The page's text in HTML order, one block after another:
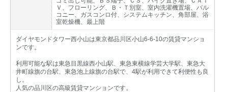
Ｖ、フローリング、Ｂ・Ｔ別室、室内洗濯機置場、バル
コニー、ガスコンロ付、システムキッチン、角部屋、浴
室乾燥機、最上階
ダイヤモンドタワー西小山は東京都品川区小山6-6-10の賃貸マンショ
ンです。
利用可能な駅は東急目黒線西小山駅、東急東横線学芸大学駅、東急大
井町線旗の台駅、東急池上線旗の台駅で、4駅が利用できて利便性も良
し。
人気の品川区の高級賃貸マンションです。